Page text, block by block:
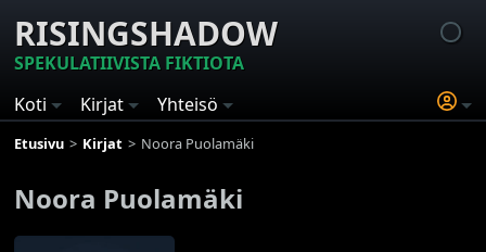
RISINGSHADOW
SPEKULATIIVISTA FIKTIOTA
Koti
Kirjat Yhteisö
Etusivu Kirjat Noora Puolamäki
Noora Puolamäki